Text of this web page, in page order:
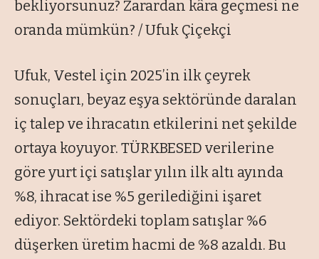
bekliyorsunuz? Zarardan kâra geçmesi ne
oranda mümkün? / Ufuk Çiçekçi
Ufuk, Vestel için 2025’in ilk çeyrek
sonuçları, beyaz eşya sektöründe daralan
iç talep ve ihracatın etkilerini net şekilde
ortaya koyuyor. TÜRKBESED verilerine
göre yurt içi satışlar yılın ilk altı ayında
%8, ihracat ise %5 gerilediğini işaret
ediyor. Sektördeki toplam satışlar %6
düşerken üretim hacmi de %8 azaldı. Bu